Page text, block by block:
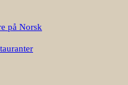
på Norsk